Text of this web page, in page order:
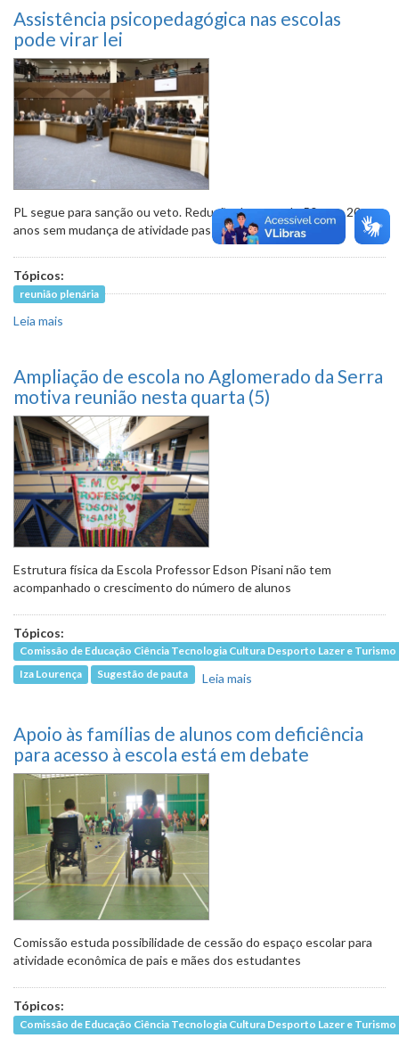
Assistência psicopedagógica nas escolas
pode virar lei
PL segue para sanção ou veto. Redução do prazo de 50 para 20
anos sem mudança de atividade passa em 1º turno
Tópicos:
reunião plenária
Leia mais
Ampliação de escola no Aglomerado da Serra
motiva reunião nesta quarta (5)
Estrutura física da Escola Professor Edson Pisani não tem
acompanhado o crescimento do número de alunos
Tópicos:
Comissão de Educação Ciência Tecnologia Cultura Desporto Lazer e Turismo
Iza Lourença
Sugestão de pauta Leia mais
nesta quarta (5)
Apoio às famílias de alunos com deficiência
para acesso à escola está em debate
Comissão estuda possibilidade de cessão do espaço escolar para
atividade econômica de pais e mães dos estudantes
Tópicos:
Comissão de Educação Ciência Tecnologia Cultura Desporto Lazer e Turismo